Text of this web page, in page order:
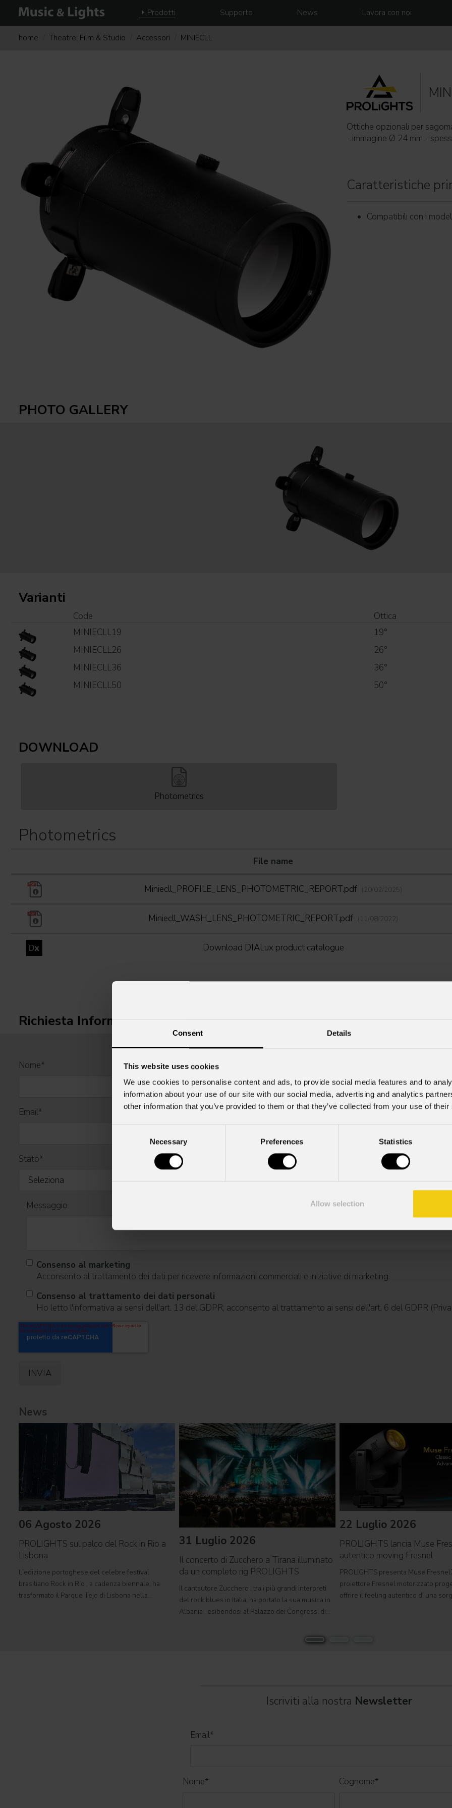
Consent Details
This website uses cookies
We use cookies to personalise content and ads, to provide social media features and to
information about your use of our site with our social media, advertising and analytics
other information that you’ve provided to them or that they’ve collected from your use of
Necessary Preferences Statistics
Allow selection
Prodotti Supporto News Lavora con noi
home Theatre, Film & Studio Accessori MINIECLL
Ottiche opzionali per
- immagine Ø 24 mm -
Caratteristiche
Compatibili con i
PHOTO GALLERY
Varianti
Code
Ottica
MINIECLL19
19°
MINIECLL26
26°
MINIECLL36
36°
MINIECLL50
50°
DOWNLOAD
Photometrics
Photometrics
File name
Miniecll_PROFILE_LENS_PHOTOMETRIC_REPORT.pdf (20/02/2025)
Miniecll_WASH_LENS_PHOTOMETRIC_REPORT.pdf (11/08/2022)
Download DIALux product catalogue
Richiesta Informazioni
Nome*
Email* Nome Azienda
Stato*
Messaggio
Consenso al marketing
Acconsento al trattamento dei dati per ricevere informazioni commerciali e iniziative di marketing.
Consenso al trattamento dei dati personali
Ho letto l'informativa ai sensi dell'art. 13 del GDPR; acconsento al trattamento ai sensi dell'art. 6 del GDPR
News
06 Agosto 2026
PROLIGHTS sul palco del Rock in Rio a
Lisbona
L'edizione portoghese del celebre festival
brasiliano Rock in Rio , a cadenza biennale, ha
trasformato il Parque Tejo di Lisbona nella
31 Luglio 2026
Il concerto di Zucchero a Tirana illuminato
da un completo rig PROLIGHTS
Il cantautore Zucchero , tra i più grandi interpreti
del rock blues in Italia, ha portato la sua musica in
Albania , esibendosi al Palazzo dei Congressi di
World Tour 2026 " e registrando il tutto esaurito
22 Luglio 2026
PROLIGHTS lancia Muse
autentico moving Fresnel
PROLIGHTS presenta Muse
proiettore Fresnel motorizzato
offrire il feeling autentico di una
Iscriviti alla nostra Newsletter
Email*
Nome* Cognome*